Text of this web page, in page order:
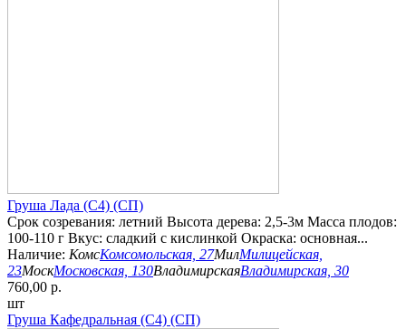
Груша Лада (С4) (СП)
Срок созревания: летний Высота дерева: 2,5-3м Масса плодов:
100-110 г Вкус: сладкий с кислинкой Окраска: основная...
Наличие: КомсКомсомольская, 27МилМилицейская,
23МоскМосковская, 130ВладимирскаяВладимирская, 30
760,00 р.
шт
Груша Кафедральная (С4) (СП)